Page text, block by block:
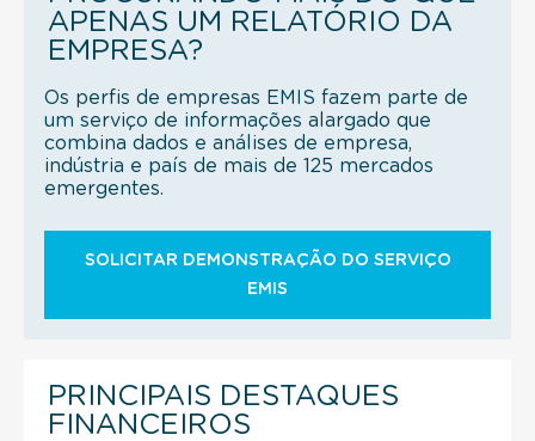
APENAS UM RELATÓRIO DA
EMPRESA?
Os perfis de empresas EMIS fazem parte de
um serviço de informações alargado que
combina dados e análises de empresa,
indústria e país de mais de 125 mercados
emergentes.
SOLICITAR DEMONSTRAÇÃO DO SERVIÇO
EMIS
PRINCIPAIS DESTAQUES
FINANCEIROS